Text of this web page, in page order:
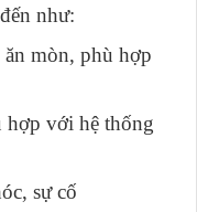
như:
mòn, phù hợp
hợp với hệ thống
sự cố